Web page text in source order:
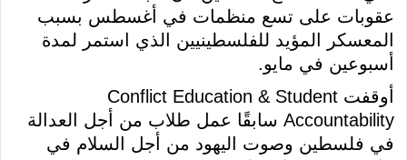
عقوبات على تسع منظمات في أغسطس بسبب
المعسكر المؤيد للفلسطينيين الذي استمر لمدة
أسبوعين في مايو.
أوقفت Conflict Education & Student
Accountability سابقًا عمل طلاب من أجل العدالة
في فلسطين وصوت اليهود من أجل السلام في